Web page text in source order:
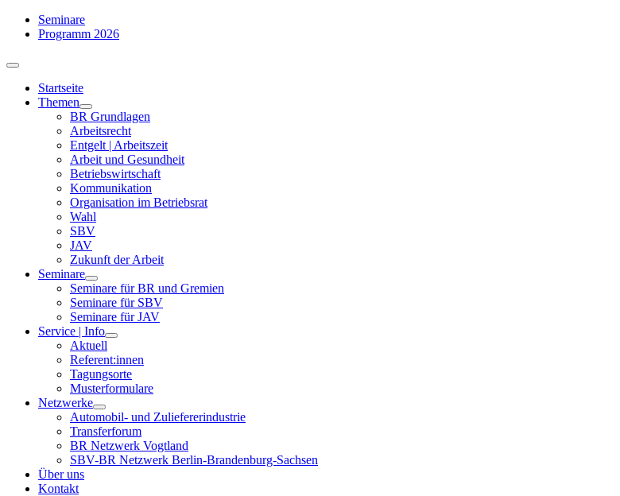
Zum
Inhalt
Seminare
Programm 2026
Toggle
NavigationStartseite
Themen
BR Grundlagen
Arbeits­recht
Entgelt | Arbeitszeit
Arbeit und Gesundheit
Betriebswirtschaft
Kommuni­kation
Organisation im Betriebsrat
Wahl
SBV
JAV
Zukunft der Arbeit
Seminare
Seminare für BR und Gremien
Seminare für SBV
Seminare für JAV
Service | Info
Aktuell
Referent:innen
Tagungsorte
Musterformulare
Netzwerke
Automobil- und Zuliefererindustrie
Transferforum
BR Netzwerk Vogtland
SBV-BR Netzwerk Berlin-Brandenburg-Sachsen
Über uns
Kontakt